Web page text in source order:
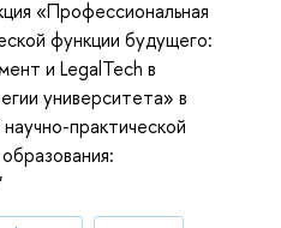
«Профессиональная
функции будущего:
и LegalTech в
университета» в
практической